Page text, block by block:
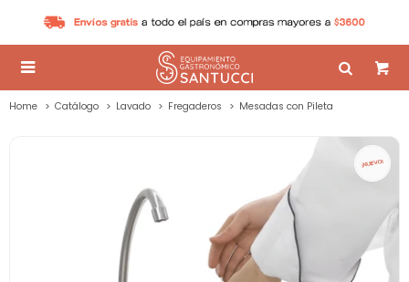

Home Catálogo Lavado Fregaderos Mesadas con Pileta